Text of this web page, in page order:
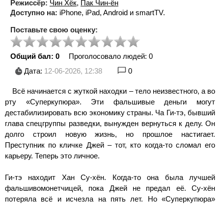
Режиссёр: Чин Хёк, Пак Чин-ён
Доступно на: iPhone, iPad, Android и smartTV.
Поставьте свою оценку:
Общий бал: 0 Проголосовало людей: 0
Дата: 12-06-2026, 12:38 0
Всё начинается с жуткой находки – тело неизвестного, а во
рту «Суперкупюра». Эти фальшивые деньги могут
дестабилизировать всю экономику страны. Ча Ги-тэ, бывший
глава спецгруппы разведки, вынужден вернуться к делу. Он
долго строил новую жизнь, но прошлое настигает.
Преступник по кличке Джей – тот, кто когда-то сломал его
карьеру. Теперь это личное.
Ги-тэ находит Хан Су-хён. Когда-то она была лучшей
фальшивомонетчицей, пока Джей не предал её. Су-хён
потеряла всё и исчезла на пять лет. Но «Суперкупюра»